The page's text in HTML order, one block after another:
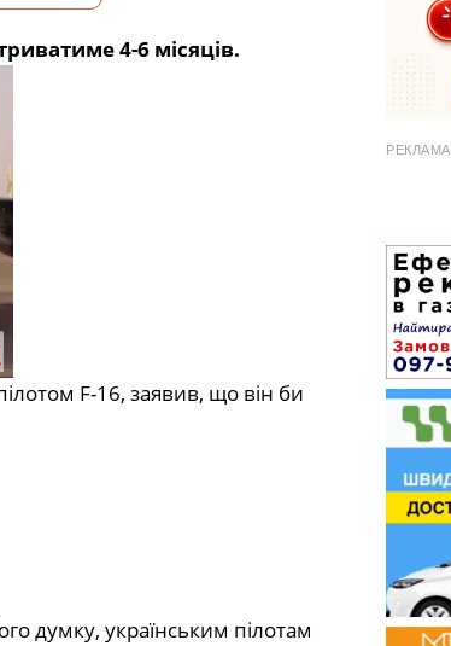
4-6 місяців.
F-16, заявив, що він би
думку, українським пілотам
РЕКЛАМА